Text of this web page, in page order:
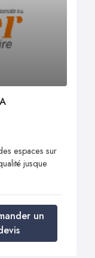
espaces sur
jusque
un